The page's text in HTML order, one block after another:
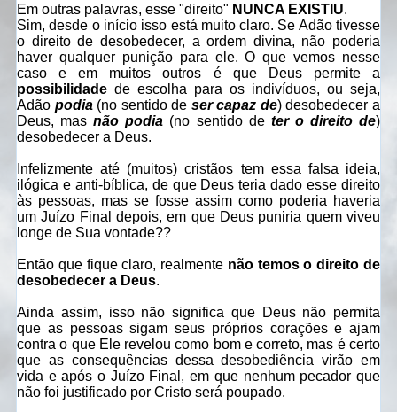
Em outras palavras, esse "direito" NUNCA EXISTIU.
Sim, desde o início isso está muito claro. Se Adão tivesse
o direito de desobedecer, a ordem divina, não poderia
haver qualquer punição para ele. O que vemos nesse
caso e em muitos outros é que Deus permite a
possibilidade de escolha para os indivíduos, ou seja,
Adão podia(no sentido de ser capaz de) desobedecer a
Deus, masnão podia (no sentido de ter o direito de)
desobedecer a Deus.
Infelizmente até (muitos) cristãos tem essa falsa ideia,
ilógica e anti-bíblica, de que Deus teria dado esse direito
às pessoas, mas se fosse assim como poderia haveria
um Juízo Final depois, em que Deus puniria quem viveu
longe de Sua vontade??
Então que fique claro, realmente não temos o direito de
desobedecer a Deus.
Ainda assim, isso não significa que Deus não permita
que as pessoas sigam seus próprios corações e ajam
contra o que Ele revelou como bom e correto, mas é certo
que as consequências dessa desobediência virão em
vida e após o Juízo Final, em que nenhum pecador que
não foi justificado por Cristo será poupado.